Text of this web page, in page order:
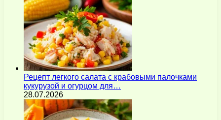
Рецепт легкого салата с крабовыми палочками
кукурузой и огурцом для…
28.07.2026